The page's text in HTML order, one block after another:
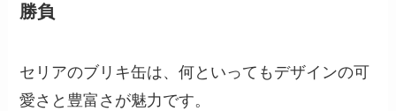
勝負
セリアのブリキ缶は、何といってもデザインの可
愛さと豊富さが魅力です。